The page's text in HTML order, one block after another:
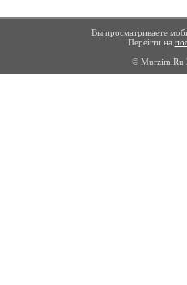
Вы просматриваете
Перейти на
© Murzim.Ru